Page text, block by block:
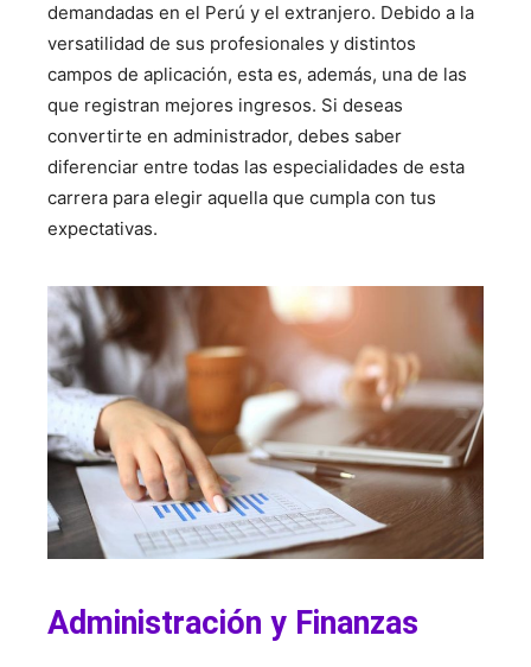
demandadas en el Perú y el extranjero. Debido a la
versatilidad de sus profesionales y distintos
campos de aplicación, esta es, además, una de las
que registran mejores ingresos. Si deseas
convertirte en administrador, debes saber
diferenciar entre todas las especialidades de esta
carrera para elegir aquella que cumpla con tus
expectativas.
Administración y Finanzas